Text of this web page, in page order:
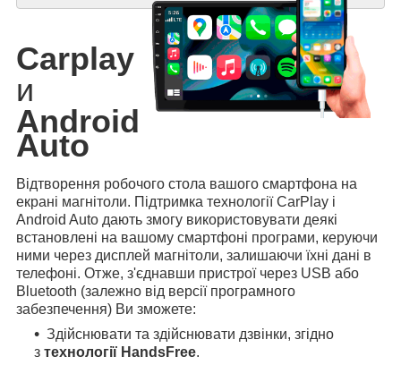
Carplay
и
Android
Auto
Відтворення робочого стола вашого смартфона на
екрані магнітоли. Підтримка технології CarPlay і
Android Auto дають змогу використовувати деякі
встановлені на вашому смартфоні програми, керуючи
ними через дисплей магнітоли, залишаючи їхні дані в
телефоні. Отже, з'єднавши пристрої через USB або
Bluetooth (залежно від версії програмного
забезпечення) Ви зможете:
Здійснювати та здійснювати дзвінки, згідно
з технології HandsFree.